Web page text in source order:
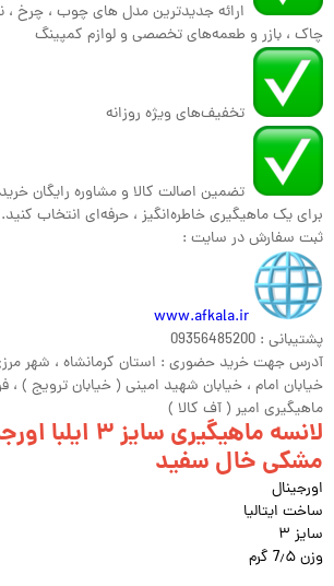
ارائه جدیدترین مدل های چوب ، چرخ ،
چاک ، بازر و طعمه‌های تخصصی و لوازم کمپینگ
تخفیف‌های ویژه روزانه
تضمین اصالت کالا و مشاوره رایگان خرید
برای یک ماهیگیری خاطره‌انگیز ، حرفه‌ای انتخاب کنید.
ثبت سفارش در سایت :
www.afkala.ir
پشتیبانی : 09356485200
آدرس جهت خرید حضوری : استان کرمانشاه ، شهر
خیابان امام ، خیابان شهید امینی ( خیابان ترویج ) ،
ماهیگیری امیر ( آف کالا )
لانسه ماهیگیری
مشکی خال سفید
اورجینال
ساخت ایتالیا
سایز ۳
وزن 7٫۵ گرم